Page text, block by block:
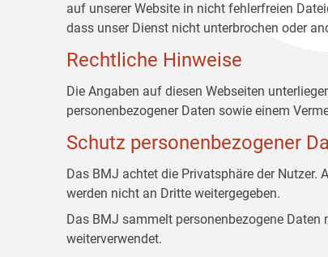
auf unserer Website in nicht fehlerfreien
dass unser Dienst nicht unterbrochen oder
Rechtliche Hinweise
Die Angaben auf diesen Webseiten
personenbezogener Daten sowie einem
Schutz personenbezogener
Das BMJ achtet die Privatsphäre der Nutzer.
werden nicht an Dritte weitergegeben.
Das BMJ sammelt personenbezogene
weiterverwendet.